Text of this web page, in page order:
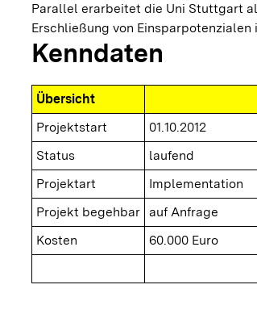
Parallel erarbeitet die Uni Stuttgart
Erschließung von Einsparpotenzialen
Kenndaten
Übersicht
Projektstart
01.10.2012
Status
laufend
Projektart
Implementation
Projekt begehbar auf Anfrage
Kosten
60.000 Euro